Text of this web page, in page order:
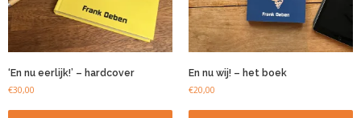
‘En nu eerlijk!’ – hardcover
€30,00
En nu wij! – het boek
€20,00